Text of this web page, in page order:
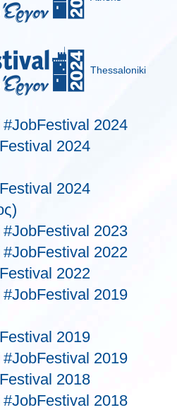
Thessaloniki
2024
2024
2024
2023
2022
2022
2019
2019
2019
2018
2018